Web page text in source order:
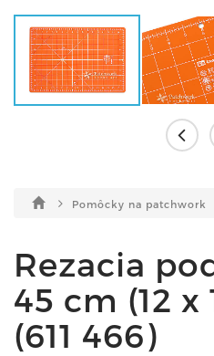
Pomôcky na patchwork
Rezacia
45 cm (12 x
(611 466)